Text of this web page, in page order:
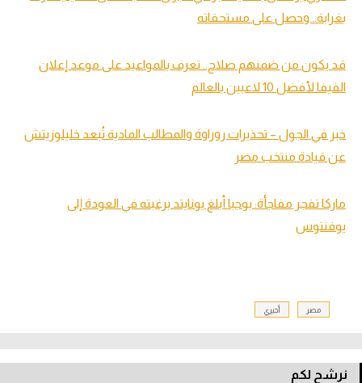
بغرابة.. وحصل على مستحقاته
قد يكون من ضمنهم صلاح.. تعرف بالمواعيد على موعد إعلان
الفيفا لأفضل 10 لاعبين بالعالم
خبر في الجول – تحذيرات روراوة والمطالب المادية تُبعد خليلوزيتش
عن قيادة منتخب مصر
ماركا تفجر مفاجأة: بوجبا أبلغ يونايتد برغبته في العودة إلى
يوفنتوس
مصر أجيري
نرشح لكم